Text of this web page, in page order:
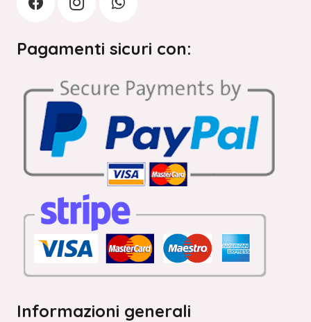
Pagamenti sicuri con:
Informazioni generali